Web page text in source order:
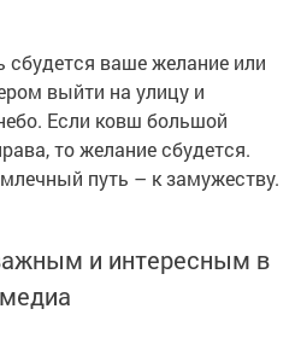
сбудется ваше желание или
выйти на улицу и
Если ковш большой
то желание сбудется.
путь – к замужеству.
и интересным в